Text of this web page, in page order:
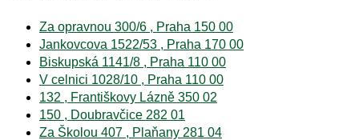
Za opravnou 300/6 , Praha 150 00
Jankovcova 1522/53 , Praha 170 00
Biskupská 1141/8 , Praha 110 00
V celnici 1028/10 , Praha 110 00
132 , Františkovy Lázně 350 02
150 , Doubravčice 282 01
Za Školou 407 , Plaňany 281 04